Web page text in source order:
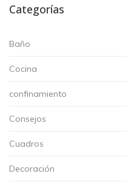
Categorías
Baño
Cocina
confinamiento
Consejos
Cuadros
Decoración